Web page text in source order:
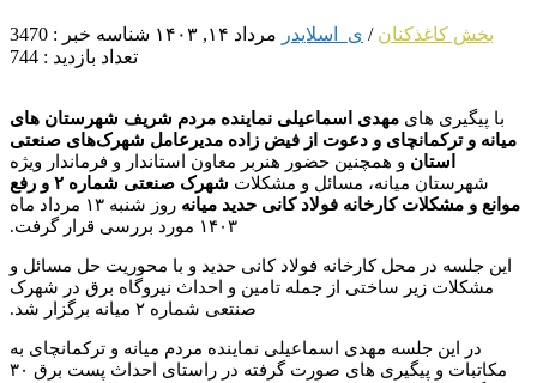
بخش کاغذکنان / ی_اسلایدر مرداد ۱۴, ۱۴۰۳
شناسه خبر : 3470
تعداد بازدید : 744
با پیگیری های مهدی اسماعیلی نماینده مردم شریف شهرستان های
میانه و ترکمانچای و دعوت از فیض زاده مدیرعامل شهرک‌های صنعتی
استان و همچنین حضور هنربر معاون استاندار و فرماندار ویژه
شهرستان میانه، مسائل و مشکلات
شهرک صنعتی شماره ۲ و رفع
موانع و مشکلات کارخانه فولاد کانی حدید میانه
روز شنبه ۱۳ مرداد ماه
۱۴۰۳ مورد بررسی قرار گرفت.
این جلسه در محل کارخانه فولاد کانی حدید و با محوریت حل مسائل و
مشکلات زیر ساختی از جمله تامین و احداث نیروگاه برق در شهرک
صنتعی شماره ۲ میانه برگزار شد.
در این جلسه مهدی اسماعیلی نماینده مردم میانه و ترکمانچای به
مکاتبات و پیگیری های صورت گرفته در راستای احداث پست برق ۳۰